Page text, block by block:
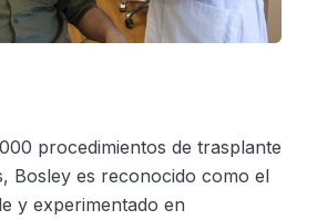
procedimientos de trasplante
Bosley es reconocido como el
y experimentado en